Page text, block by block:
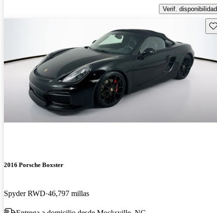
Verif. disponibilidad
2016 Porsche Boxster
Spyder RWD 46,797 millas